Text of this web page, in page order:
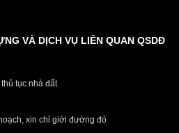
VÀ DỊCH VỤ LIÊN QUAN QSDĐ
tục nhà đất
xin chỉ giới đường đỏ